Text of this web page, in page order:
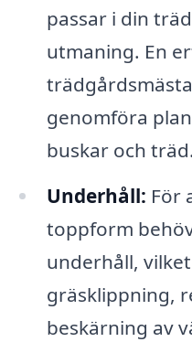
passar i din
utmaning. En
genomföra
buskar och träd.
Underhåll: För
toppform
underhåll,
gräsklippning,
beskärning av